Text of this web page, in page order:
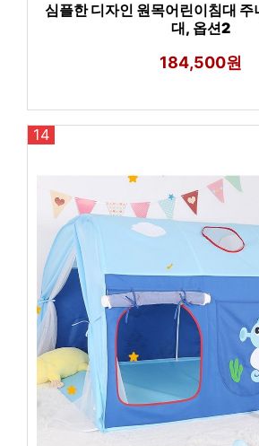
심플한 디자인 원목어린이침대 주
대, 옵션2
184,500원
14